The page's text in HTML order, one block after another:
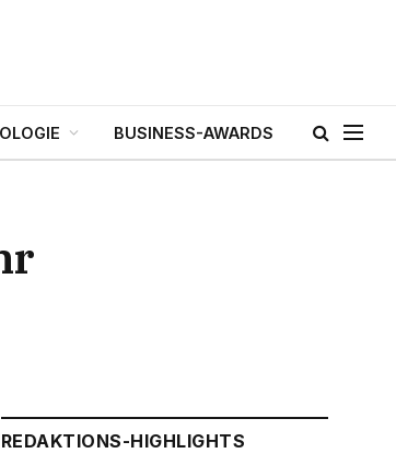
BUSINESS-AWARDS
REDAKTIONS-HIGHLIGHTS